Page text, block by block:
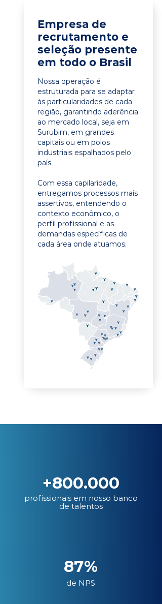
Empresa de
recrutamento e
seleção presente
em todo o Brasil
Nossa operação é
estruturada para se adaptar
às particularidades de cada
região, garantindo aderência
ao mercado local, seja em
Surubim, em grandes
capitais ou em polos
industriais espalhados pelo
país.
Com essa capilaridade,
entregamos processos mais
assertivos, entendendo o
contexto econômico, o
perfil profissional e as
demandas específicas de
cada área onde atuamos.
+800.000
profissionais em nosso banco
de talentos
87%
de NPS